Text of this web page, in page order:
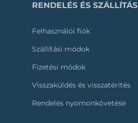
RENDELÉS ÉS SZÁLLÍTÁS
Felhasználói fiók
Szállítási módok
Fizetési módok
Visszaküldés és visszatérítés
Rendelés nyomonkövetése